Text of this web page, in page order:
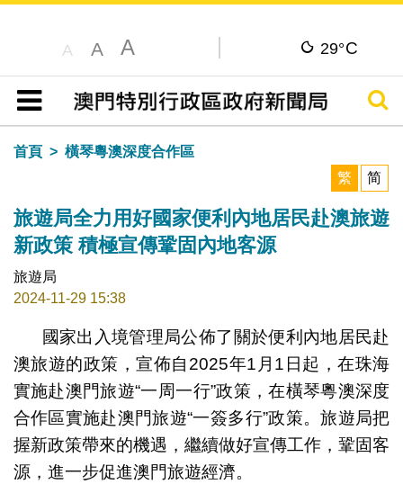
A A A 29°C
目錄
搜尋
首頁
橫琴粵澳深度合作區
繁
简
旅遊局全力用好國家便利內地居民赴澳旅遊
新政策 積極宣傳鞏固內地客源
旅遊局
2024-11-29 15:38
國家出入境管理局公佈了關於便利內地居民赴
澳旅遊的政策，宣佈自2025年1月1日起，在珠海
實施赴澳門旅遊“一周一行”政策，在橫琴粵澳深度
合作區實施赴澳門旅遊“一簽多行”政策。旅遊局把
握新政策帶來的機遇，繼續做好宣傳工作，鞏固客
源，進一步促進澳門旅遊經濟。